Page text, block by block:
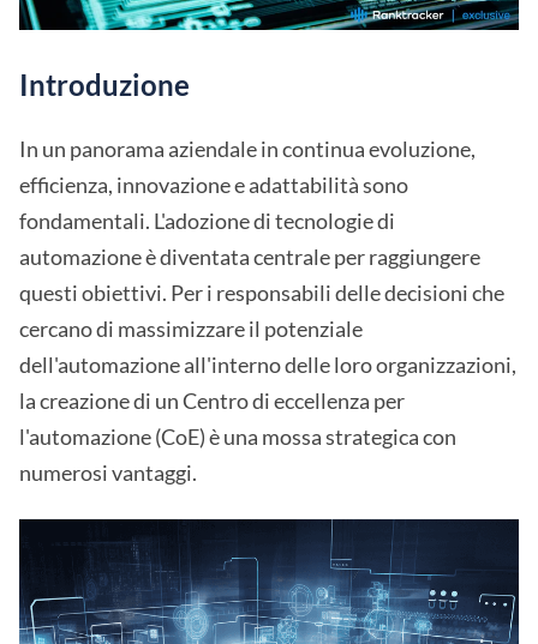
Introduzione
In un panorama aziendale in continua evoluzione,
efficienza, innovazione e adattabilità sono
fondamentali. L'adozione di tecnologie di
automazione è diventata centrale per raggiungere
questi obiettivi. Per i responsabili delle decisioni che
cercano di massimizzare il potenziale
dell'automazione all'interno delle loro organizzazioni,
la creazione di un Centro di eccellenza per
l'automazione (CoE) è una mossa strategica con
numerosi vantaggi.